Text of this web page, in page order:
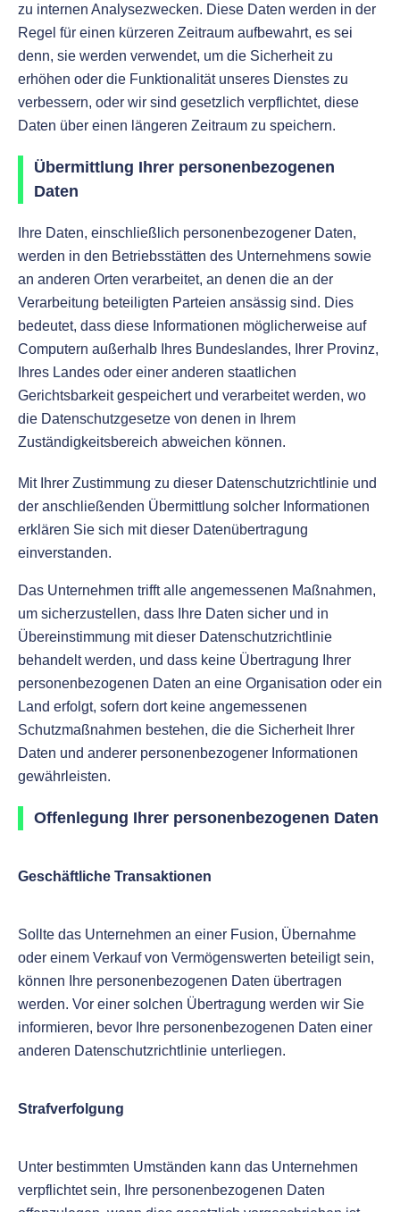
zu internen Analysezwecken. Diese Daten werden in der
Regel für einen kürzeren Zeitraum aufbewahrt, es sei
denn, sie werden verwendet, um die Sicherheit zu
erhöhen oder die Funktionalität unseres Dienstes zu
verbessern, oder wir sind gesetzlich verpflichtet, diese
Daten über einen längeren Zeitraum zu speichern.
Übermittlung Ihrer personenbezogenen
Daten
Ihre Daten, einschließlich personenbezogener Daten,
werden in den Betriebsstätten des Unternehmens sowie
an anderen Orten verarbeitet, an denen die an der
Verarbeitung beteiligten Parteien ansässig sind. Dies
bedeutet, dass diese Informationen möglicherweise auf
Computern außerhalb Ihres Bundeslandes, Ihrer Provinz,
Ihres Landes oder einer anderen staatlichen
Gerichtsbarkeit gespeichert und verarbeitet werden, wo
die Datenschutzgesetze von denen in Ihrem
Zuständigkeitsbereich abweichen können.
Mit Ihrer Zustimmung zu dieser Datenschutzrichtlinie und
der anschließenden Übermittlung solcher Informationen
erklären Sie sich mit dieser Datenübertragung
einverstanden.
Das Unternehmen trifft alle angemessenen Maßnahmen,
um sicherzustellen, dass Ihre Daten sicher und in
Übereinstimmung mit dieser Datenschutzrichtlinie
behandelt werden, und dass keine Übertragung Ihrer
personenbezogenen Daten an eine Organisation oder ein
Land erfolgt, sofern dort keine angemessenen
Schutzmaßnahmen bestehen, die die Sicherheit Ihrer
Daten und anderer personenbezogener Informationen
gewährleisten.
Offenlegung Ihrer personenbezogenen Daten
Geschäftliche Transaktionen
Sollte das Unternehmen an einer Fusion, Übernahme
oder einem Verkauf von Vermögenswerten beteiligt sein,
können Ihre personenbezogenen Daten übertragen
werden. Vor einer solchen Übertragung werden wir Sie
informieren, bevor Ihre personenbezogenen Daten einer
anderen Datenschutzrichtlinie unterliegen.
Strafverfolgung
Unter bestimmten Umständen kann das Unternehmen
verpflichtet sein, Ihre personenbezogenen Daten